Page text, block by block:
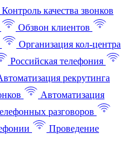
Контроль качества звонков
Обзвон клиентов
Организация кол-центра
Российская телефония
рекрутинга
Автоматизация
разговоров
Проведение